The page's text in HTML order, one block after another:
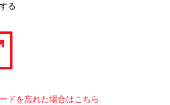
る
ドを忘れた場合はこちら